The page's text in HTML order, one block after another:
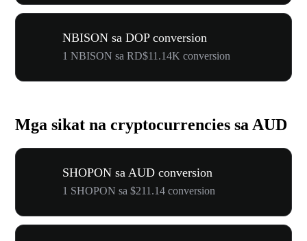
NBISON sa DOP conversion
1 NBISON sa RD$11.14K conversion
Mga sikat na cryptocurrencies sa AUD
SHOPON sa AUD conversion
1 SHOPON sa $211.14 conversion